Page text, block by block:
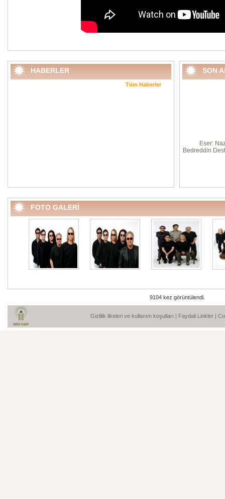
HABERLER
Tüm Haberler
SON
Eser:
Bedreddin
FOTO GALERİ
9104 kez görüntülendi.
Gizlilik ilkeleri ve kullanım koşulları | Faydali Linkler |